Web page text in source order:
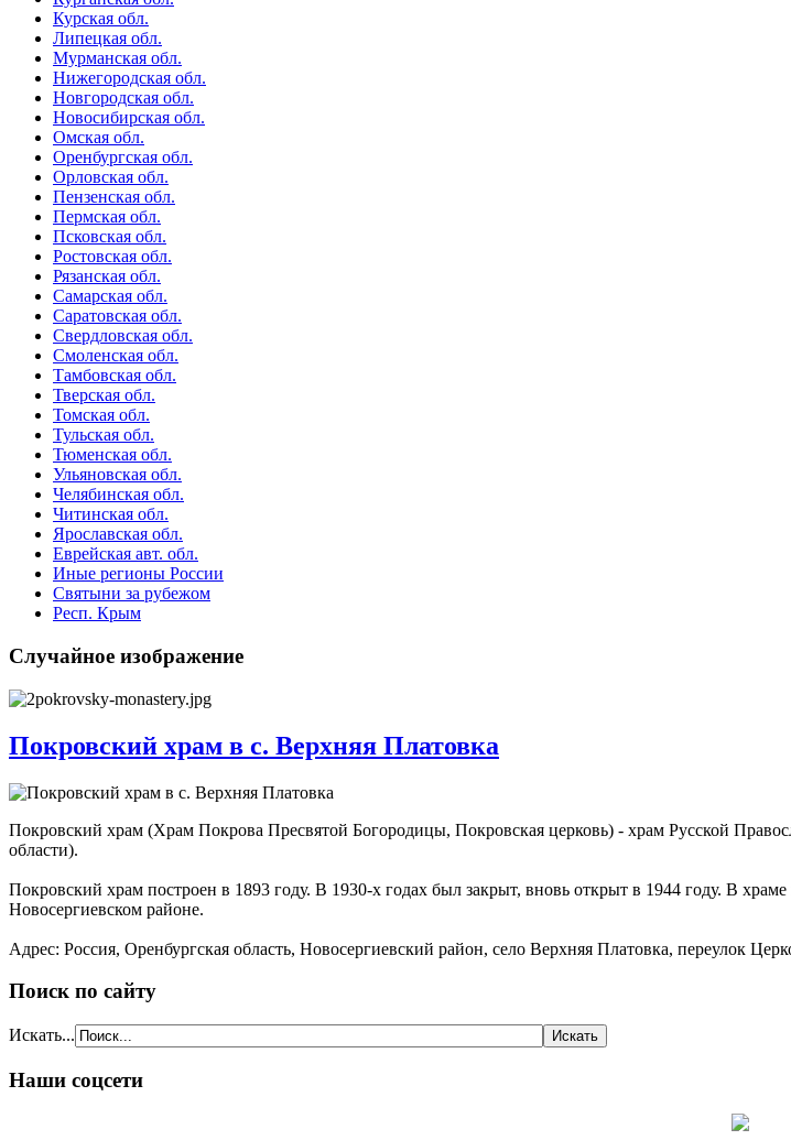
Курская обл.
Липецкая обл.
Мурманская обл.
Нижегородская обл.
Новгородская обл.
Новосибирская обл.
Омская обл.
Оренбургская обл.
Орловская обл.
Пензенская обл.
Пермская обл.
Псковская обл.
Ростовская обл.
Рязанская обл.
Самарская обл.
Саратовская обл.
Свердловская обл.
Смоленская обл.
Тамбовская обл.
Тверская обл.
Томская обл.
Тульская обл.
Тюменская обл.
Ульяновская обл.
Челябинская обл.
Читинская обл.
Ярославская обл.
Еврейская авт. обл.
Иные регионы России
Святыни за рубежом
Респ. Крым
Случайное изображение
Покровский храм в с. Верхняя Платовка
Покровский храм (Храм Покрова Пресвятой Богородицы, Покровская церковь) - храм Русской
области).
Покровский храм построен в 1893 году. В 1930-х годах был закрыт, вновь открыт в 1944 году. В
Новосергиевском районе.
Адрес: Россия, Оренбургская область, Новосергиевский район, село Верхняя Платовка, переулок
Поиск по сайту
Искать...
Наши соцсети